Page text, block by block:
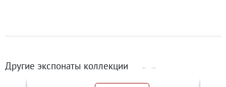
Другие экспонаты коллекции ← →